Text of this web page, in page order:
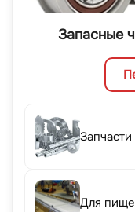
Запасные
Для